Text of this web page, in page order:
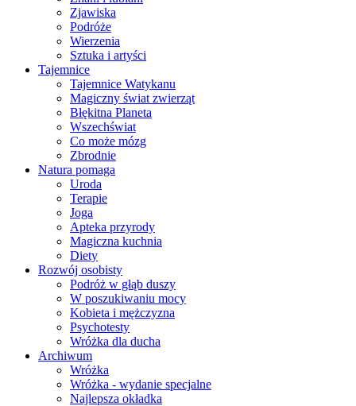
Zjawiska
Podróże
Wierzenia
Sztuka i artyści
Tajemnice
Tajemnice Watykanu
Magiczny świat zwierząt
Błękitna Planeta
Wszechświat
Co może mózg
Zbrodnie
Natura pomaga
Uroda
Terapie
Joga
Apteka przyrody
Magiczna kuchnia
Diety
Rozwój osobisty
Podróż w głąb duszy
W poszukiwaniu mocy
Kobieta i mężczyzna
Psychotesty
Wróżka dla ducha
Archiwum
Wróżka
Wróżka - wydanie specjalne
Najlepsza okładka